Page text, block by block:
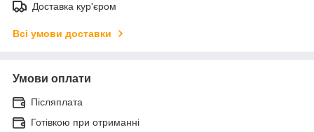
Доставка кур'єром
Всі умови доставки
Умови оплати
Післяплата
Готівкою при отриманні